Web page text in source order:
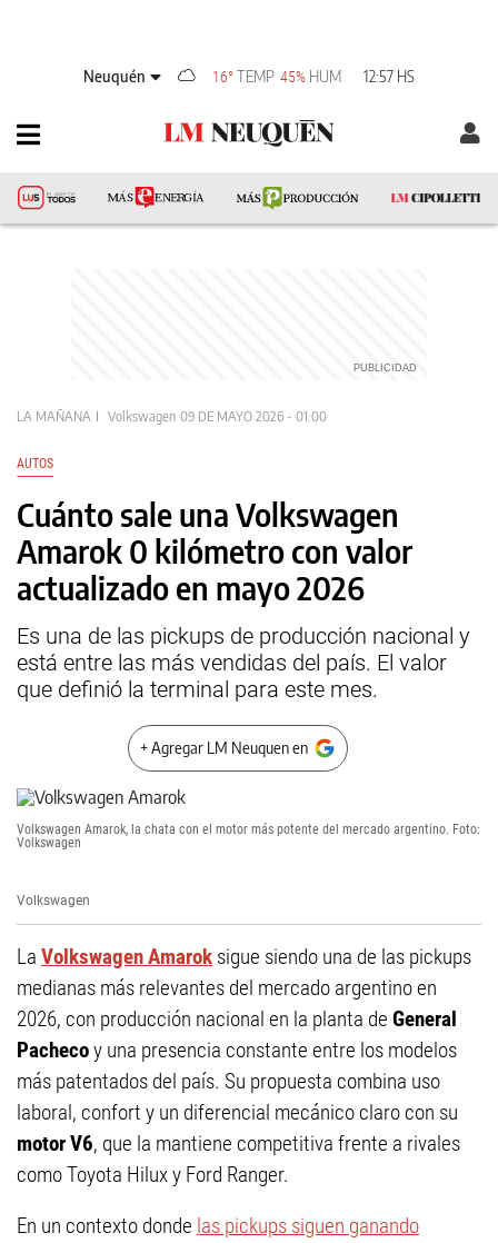
Neuquén 16°TEMP 45% HUM 12:57 HS
LA MAÑANA Volkswagen 09 DE MAYO 2026 - 01:00
AUTOS
Cuánto sale una Volkswagen
Amarok 0 kilómetro con valor
actualizado en mayo 2026
Es una de las pickups de producción nacional y
está entre las más vendidas del país. El valor
que definió la terminal para este mes.
+ Agregar LM Neuquen en
Volkswagen Amarok, la chata con el motor más potente del mercado argentino. Foto:
Volkswagen
Volkswagen
La Volkswagen Amarok sigue siendo una de las pickups
medianas más relevantes del mercado argentino en
2026, con producción nacional en la planta de General
Pachecoy una presencia constante entre los modelos
más patentados del país. Su propuesta combina uso
laboral, confort y un diferencial mecánico claro con su
motor V6, que la mantiene competitiva frente a rivales
como Toyota Hilux y Ford Ranger.
En un contexto donde las pickups siguen ganando